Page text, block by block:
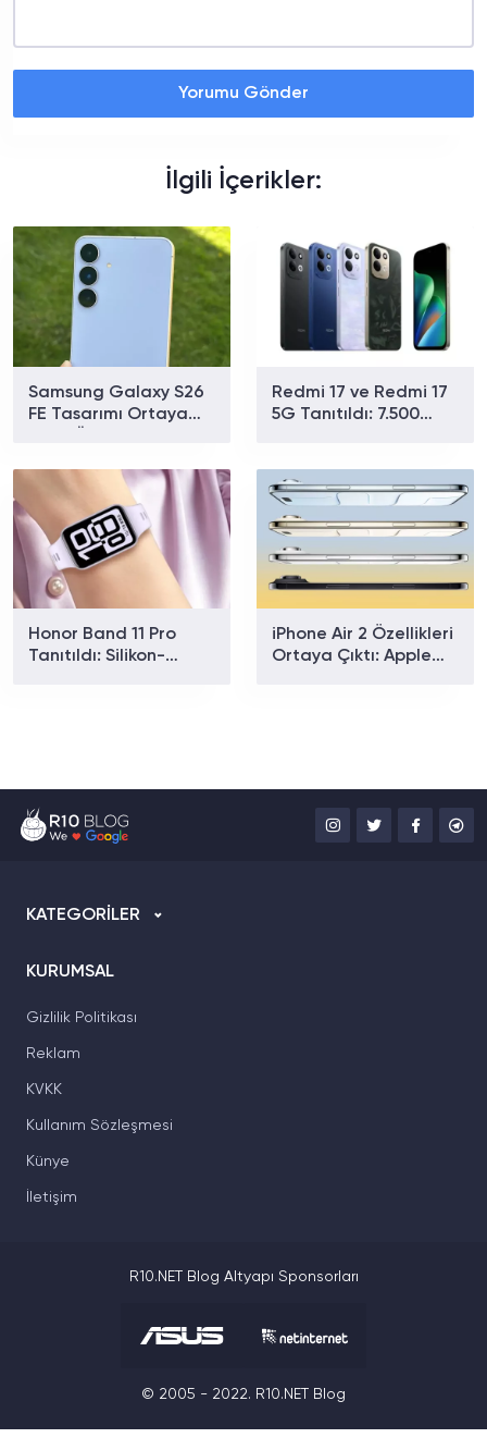
Yorumu Gönder
İlgili İçerikler:
Samsung Galaxy S26
FE Tasarımı Ortaya
Redmi 17 ve Redmi 17
5G Tanıtıldı: 7.500
Fiyat
Honor Band 11 Pro
Tanıtıldı: Silikon-
iPhone Air 2 Özellikleri
Ortaya Çıktı: Apple
KATEGORİLER
KURUMSAL
Gizlilik Politikası
Reklam
KVKK
Kullanım Sözleşmesi
Künye
İletişim
R10.NET Blog Altyapı Sponsorları
© 2005 - 2022. R10.NET Blog